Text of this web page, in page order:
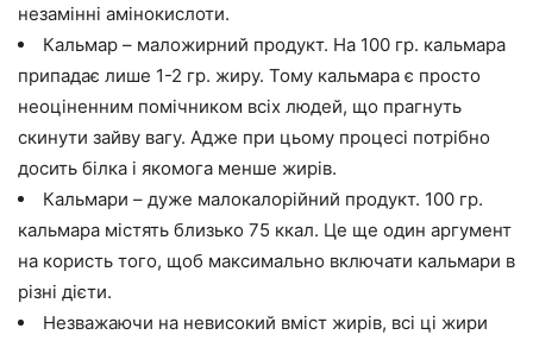
незамінні амінокислоти.
Кальмар – маложирний продукт. На 100 гр. кальмара
припадає лише 1-2 гр. жиру. Тому кальмара є просто
неоціненним помічником всіх людей, що прагнуть
скинути зайву вагу. Адже при цьому процесі потрібно
досить білка і якомога менше жирів.
Кальмари – дуже малокалорійний продукт. 100 гр.
кальмара містять близько 75 ккал. Це ще один аргумент
на користь того, щоб максимально включати кальмари в
різні дієти.
Незважаючи на невисокий вміст жирів, всі ці жири